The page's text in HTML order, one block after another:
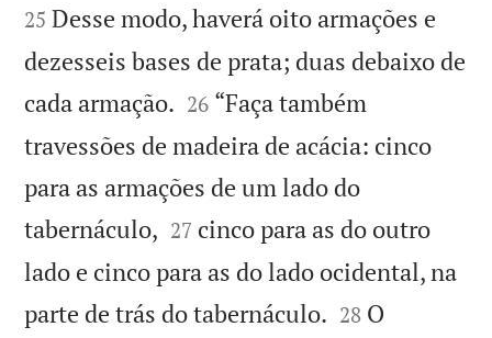
25 Desse modo, haverá oito armações e
dezesseis bases de prata; duas debaixo de
cada armação. 

26 “Faça também
travessões de madeira de acácia: cinco
para as armações de um lado do
tabernáculo, 

27 cinco para as do outro
lado e cinco para as do lado ocidental, na
parte de trás do tabernáculo. 

28 O